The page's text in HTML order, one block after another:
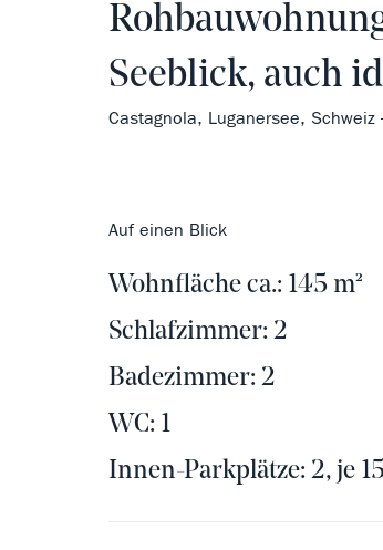
Seeblick, auch
Castagnola, Luganersee,
Auf einen Blick
Wohnfläche ca.: 145 m²
Schlafzimmer: 2
Badezimmer: 2
WC: 1
Innen-Parkplätze: 2, je